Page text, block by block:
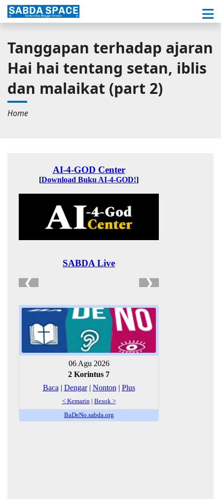
Tanggapan terhadap ajaran
Hai hai tentang setan, iblis
dan malaikat (part 2)
Home